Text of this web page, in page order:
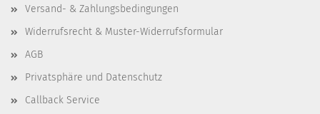
Versand- & Zahlungsbedingungen
Widerrufsrecht & Muster-Widerrufsformular
AGB
Privatsphäre und Datenschutz
Callback Service